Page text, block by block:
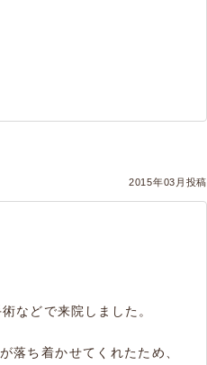
2015年03月投稿
などで来院しました。
落ち着かせてくれたため、